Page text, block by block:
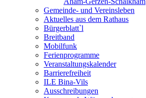
Gemeinde- und Vereinsleben
Aktuelles aus dem Rathaus
Bürgerblatt`l
Breitband
Mobilfunk
Ferienprogramme
Veranstaltungskalender
Barrierefreiheit
ILE Bina-Vils
Ausschreibungen